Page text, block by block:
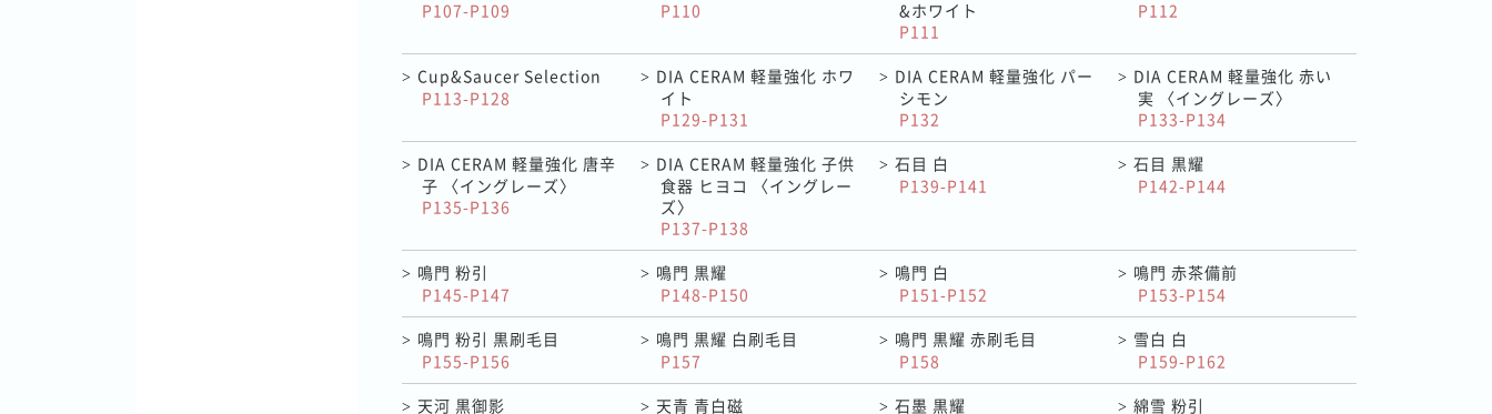
P107-P109
P110
&ホワイト
P111
P112
> Cup&Saucer Selection
P113-P128
> DIA CERAM 軽量強化 ホワ
イト
P129-P131
> DIA CERAM 軽量強化 パー
シモン
P132
> DIA CERAM 軽量強化 赤い
実 〈イングレーズ〉
P133-P134
> DIA CERAM 軽量強化 唐辛
子 〈イングレーズ〉
P135-P136
> DIA CERAM 軽量強化 子供
食器 ヒヨコ 〈イングレー
ズ〉
P137-P138
> 石目 白
P139-P141
> 石目 黒耀
P142-P144
> 鳴門 粉引
P145-P147
> 鳴門 黒耀
P148-P150
> 鳴門 白
P151-P152
> 鳴門 赤茶備前
P153-P154
> 鳴門 粉引 黒刷毛目
P155-P156
> 鳴門 黒耀 白刷毛目
P157
> 鳴門 黒耀 赤刷毛目
P158
> 雪白 白
P159-P162
> 天河 黒御影
> 天青 青白磁
> 石墨 黒耀
> 綿雪 粉引